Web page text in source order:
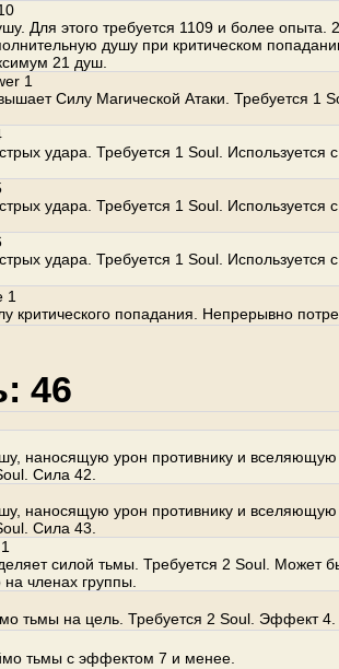
Для этого требуется 1109 и более опыта.
душу при критическом
21 душ.
1
Силу Магической Атаки. Требуется 1
удара. Требуется 1 Soul. Используется
удара. Требуется 1 Soul. Используется
удара. Требуется 1 Soul. Используется
1
критического попадания. Непрерывно
46
наносящую урон противнику и вселяющую
Сила 42.
наносящую урон противнику и вселяющую
Сила 43.
силой тьмы. Требуется 2 Soul. Может
членах группы.
тьмы на цель. Требуется 2 Soul. Эффект 4.
тьмы с эффектом 7 и менее.